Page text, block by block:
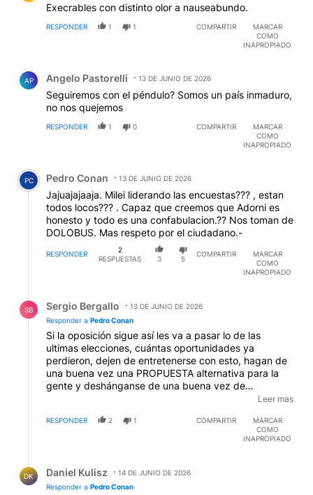
Execrables con distinto olor a nauseabundo.
RESPONDER 1 1 COMPARTIR
MARCAR
COMO
INAPROPIADO
AP Angelo Pastorelli 13 DE JUNIO DE 2026
Seguiremos con el péndulo? Somos un país inmaduro,
no nos quejemos
RESPONDER 1 0 COMPARTIR
MARCAR
COMO
INAPROPIADO
Comentario de Pedro Conan.
PC Pedro Conan 13 DE JUNIO DE 2026
Jajuajajaaja. Milei liderando las encuestas??? , estan
todos locos??? . Capaz que creemos que Adorni es
honesto y todo es una confabulacion.?? Nos toman de
DOLOBUS. Mas respeto por el ciudadano.-
RESPONDER
2
RESPUESTAS
3 5
COMPARTIR
MARCAR
COMO
INAPROPIADO
SB Sergio Bergallo
13 DE JUNIO DE 2026
Responder a Pedro Conan
Si la oposición sigue así les va a pasar lo de las
ultimas elecciones, cuántas oportunidades ya
perdieron, dejen de entretenerse con esto, hagan de
una buena vez una PROPUESTA alternativa para la
gente y deshánganse de una buena vez de
personajes como Kicillof y cía., que son los que
dice. Pero bueno, a esta altura ya estoy cansado de
Leer mas
RESPONDER 2 1 COMPARTIR
MARCAR
COMO
INAPROPIADO
DK Daniel Kulisz
14 DE JUNIO DE 2026
Responder a Pedro Conan